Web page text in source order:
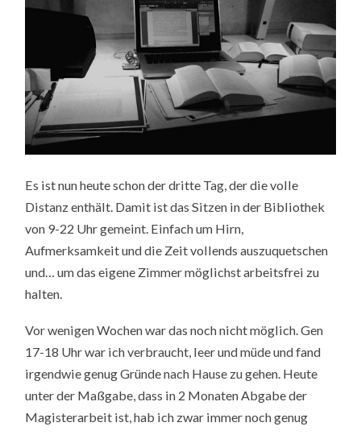
Es ist nun heute schon der dritte Tag, der die volle
Distanz enthält. Damit ist das Sitzen in der Bibliothek
von 9-22 Uhr gemeint. Einfach um Hirn,
Aufmerksamkeit und die Zeit vollends auszuquetschen
und… um das eigene Zimmer möglichst arbeitsfrei zu
halten.
Vor wenigen Wochen war das noch nicht möglich. Gen
17-18 Uhr war ich verbraucht, leer und müde und fand
irgendwie genug Gründe nach Hause zu gehen. Heute
unter der Maßgabe, dass in 2 Monaten Abgabe der
Magisterarbeit ist, hab ich zwar immer noch genug